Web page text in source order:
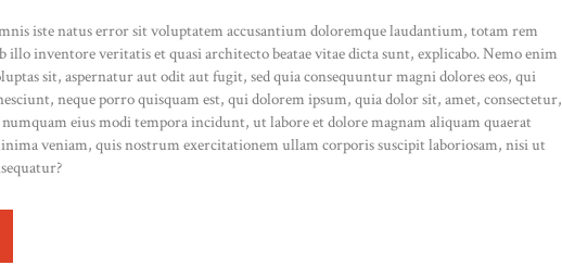
iste natus error sit voluptatem accusantium doloremque laudantium, totam rem
illo inventore veritatis et quasi architecto beatae vitae dicta sunt, explicabo. Nemo enim
sit, aspernatur aut odit aut fugit, sed quia consequuntur magni dolores eos, qui
neque porro quisquam est, qui dolorem ipsum, quia dolor sit, amet, consectetur,
eius modi tempora incidunt, ut labore et dolore magnam aliquam quaerat
veniam, quis nostrum exercitationem ullam corporis suscipit laboriosam, nisi ut